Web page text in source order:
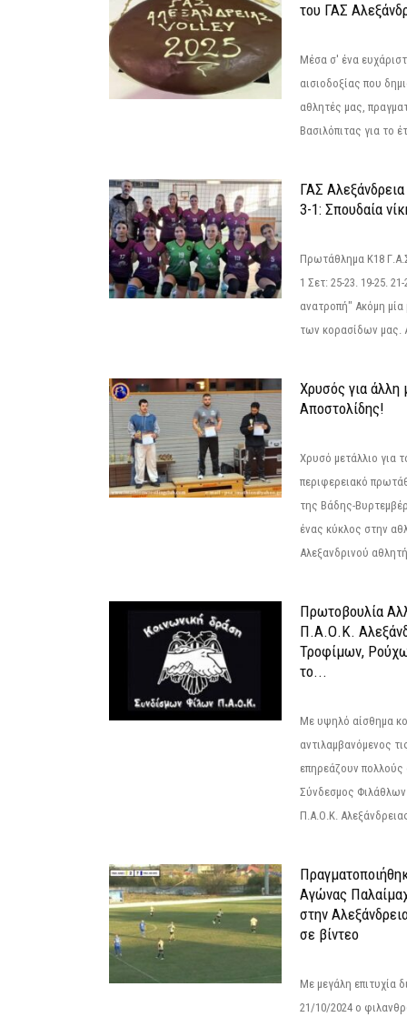
του ΓΑΣ
Μέσα σ' ένα
αισιοδοξίας που
αθλητές μας,
Βασιλόπιτας για το
ΓΑΣ
3-1: Σπουδαία
Πρωτάθλημα Κ18
1 Σετ: 25-23. 19-25.
ανατροπή" Ακόμη μία
των κορασίδων μας.
Χρυσός για άλλη
Αποστολίδης!
Χρυσό μετάλλιο για
περιφερειακό
της Βάδης-
ένας κύκλος στην
Αλεξανδρινού
Πρωτοβουλία
Π.Α.Ο.Κ.
Τροφίμων,
το...
Με υψηλό αίσθημα
αντιλαμβανόμενος
επηρεάζουν πολλούς
Σύνδεσμος
Π.Α.Ο.Κ.
Αγώνας
στην
σε βίντεο
Με μεγάλη επιτυχία
21/10/2024 ο